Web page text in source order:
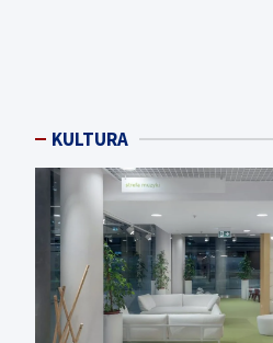
KULTURA